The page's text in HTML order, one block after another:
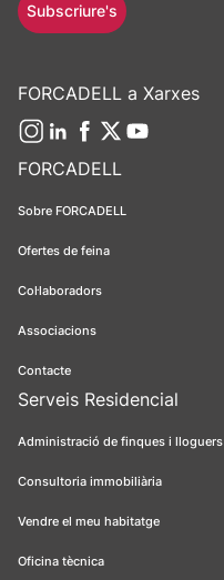
FORCADELL
Sobre FORCADELL
Ofertes de feina
Col·laboradors
Associacions
Contacte
Serveis Residencial
Administració de finques i lloguers
Consultoria immobiliària
Vendre el meu habitatge
Oficina tècnica
Subscriure's
FORCADELL a Xarxes